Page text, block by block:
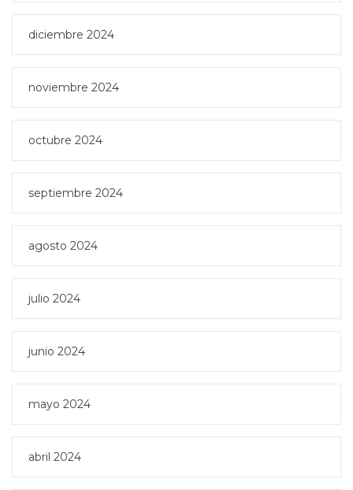
diciembre 2024
noviembre 2024
octubre 2024
septiembre 2024
agosto 2024
julio 2024
junio 2024
mayo 2024
abril 2024